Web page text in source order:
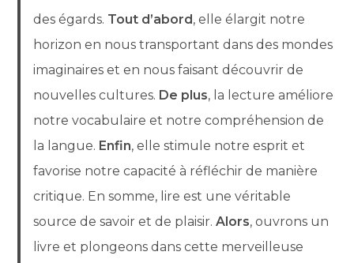
des égards. Tout d’abord, elle élargit notre
horizon en nous transportant dans des mondes
imaginaires et en nous faisant découvrir de
nouvelles cultures. De plus, la lecture améliore
notre vocabulaire et notre compréhension de
la langue. Enfin, elle stimule notre esprit et
favorise notre capacité à réfléchir de manière
critique. En somme, lire est une véritable
source de savoir et de plaisir.Alors, ouvrons un
livre et plongeons dans cette merveilleuse